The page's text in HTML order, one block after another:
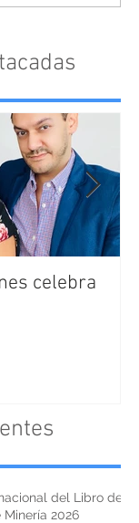
celebra
del Libro del
Minería 2026